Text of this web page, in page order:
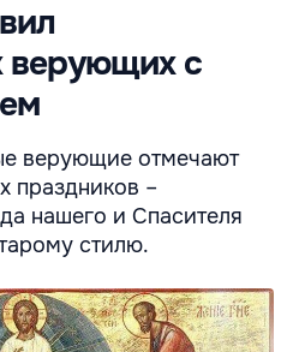
верующих с
верующие отмечают
праздников –
нашего и Спасителя
стилю.